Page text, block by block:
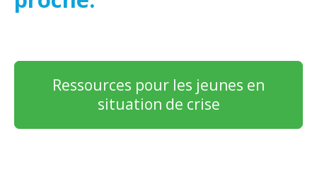
Ressources pour les jeunes en
situation de crise